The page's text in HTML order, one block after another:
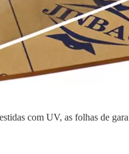
com UV, as folhas de